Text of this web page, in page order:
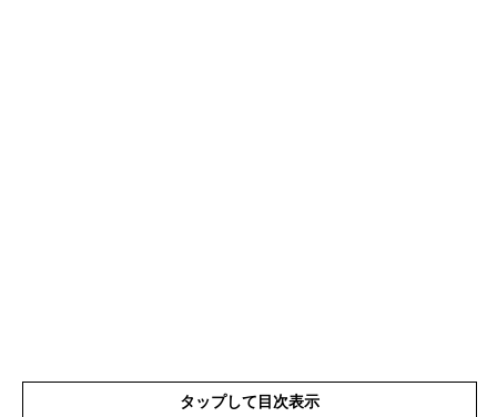
タップして目次表示